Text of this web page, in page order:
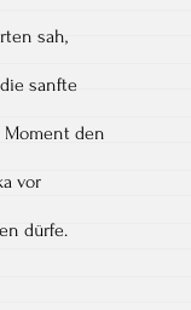
sah,
sanfte
Moment den
vor
dürfe.